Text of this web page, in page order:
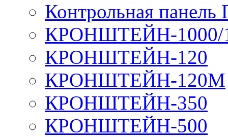
Контрольная
КРОНШТЕЙН-1000/
КРОНШТЕЙН-120
КРОНШТЕЙН-120М
КРОНШТЕЙН-350
КРОНШТЕЙН-500